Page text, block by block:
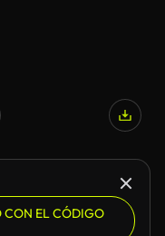
CON EL CÓDIGO